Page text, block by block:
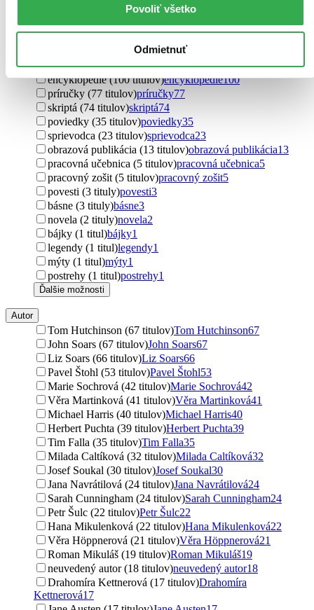
Povoliť všetko
Odmietnuť
učebnice (7002 titulov)učebnice7002
romány (174 titulov)romány174
pracovné listy (163 titulov)pracovné listy163
encyklopédie (100 titulov)encyklopédie100
príručky (77 titulov)príručky77
skriptá (74 titulov)skriptá74
poviedky (35 titulov)poviedky35
sprievodca (23 titulov)sprievodca23
obrazová publikácia (13 titulov)obrazová publikácia13
pracovná učebnica (5 titulov)pracovná učebnica5
pracovný zošit (5 titulov)pracovný zošit5
povesti (3 tituly)povesti3
básne (3 tituly)básne3
novela (2 tituly)novela2
bájky (1 titul)bájky1
legendy (1 titul)legendy1
mýty (1 titul)mýty1
postrehy (1 titul)postrehy1
Ďalšie možnosti
Autor
Tom Hutchinson (67 titulov)Tom Hutchinson67
John Soars (67 titulov)John Soars67
Liz Soars (66 titulov)Liz Soars66
Pavel Štohl (53 titulov)Pavel Štohl53
Marie Sochrová (42 titulov)Marie Sochrová42
Věra Martinková (41 titulov)Věra Martinková41
Michael Harris (40 titulov)Michael Harris40
Herbert Puchta (39 titulov)Herbert Puchta39
Tim Falla (35 titulov)Tim Falla35
Milada Caltíková (32 titulov)Milada Caltíková32
Josef Soukal (30 titulov)Josef Soukal30
Jana Navrátilová (24 titulov)Jana Navrátilová24
Sarah Cunningham (24 titulov)Sarah Cunningham24
Petr Šulc (22 titulov)Petr Šulc22
Hana Mikulenková (22 titulov)Hana Mikulenková22
Věra Höppnerová (21 titulov)Věra Höppnerová21
Roman Mikuláš (19 titulov)Roman Mikuláš19
neuvedený autor (18 titulov)neuvedený autor18
Drahomíra Kettnerová (17 titulov)Drahomíra
Kettnerová17